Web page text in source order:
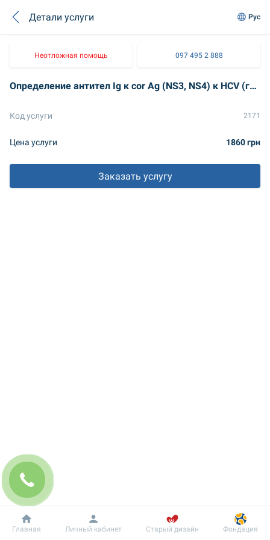
Детали услуги Рус
Неотложная помощь 097 495 2 888
Определение антител Ig к cor Ag (NS3, NS4) к HCV (гепатит С)
Код услуги 2171
Цена услуги 1860 грн
Заказать услугу
Добробут Информация Пациенту
Главная Личный кабинет Старый дизайн Фондация